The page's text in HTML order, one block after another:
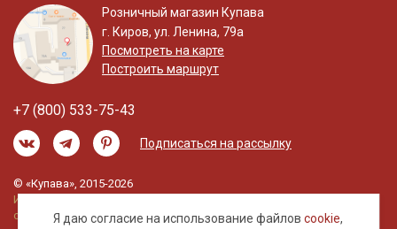
Я даю согласие на использование файловcookie,
Розничный магазин Купава
г. Киров, ул. Ленина, 79а
Посмотреть на карте
Построить маршрут
+7 (800) 533-75-43
Подписаться на рассылку
© «Купава», 2015-2026
Информация на сайте не является публичной
офертой.